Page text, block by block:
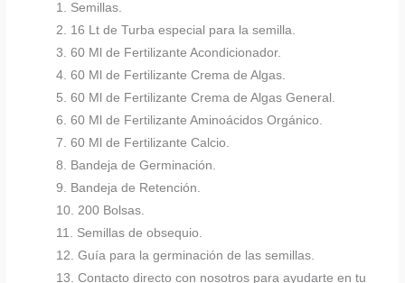
1. Semillas.
2. 16 Lt de Turba especial para la semilla.
3. 60 Ml de Fertilizante Acondicionador.
4. 60 Ml de Fertilizante Crema de Algas.
5. 60 Ml de Fertilizante Crema de Algas General.
6. 60 Ml de Fertilizante Aminoácidos Orgánico.
7. 60 Ml de Fertilizante Calcio.
8. Bandeja de Germinación.
9. Bandeja de Retención.
10. 200 Bolsas.
11. Semillas de obsequio.
12. Guía para la germinación de las semillas.
13. Contacto directo con nosotros para ayudarte en tu